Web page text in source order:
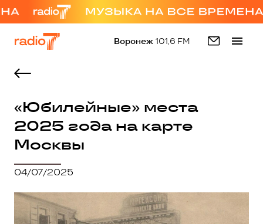
Воронеж 101,6 FM
«Юбилейные» места
2025 года на карте
Москвы
04/07/2025